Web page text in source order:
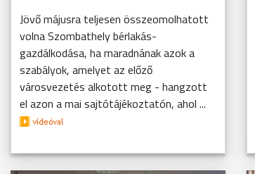
Jövő májusra teljesen összeomolhatott
volna Szombathely bérlakás-
gazdálkodása, ha maradnának azok a
szabályok, amelyet az előző
városvezetés alkotott meg - hangzott
el azon a mai sajtótájékoztatón, ahol ...